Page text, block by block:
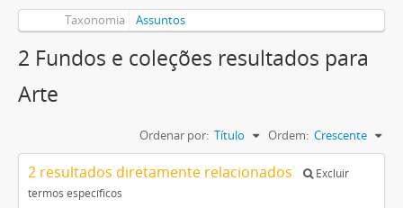
Taxonomia Assuntos
2 Fundos e coleções resultados para
Arte
Ordenar por: Título Ordem: Crescente
2 resultados diretamente relacionados
Excluir
termos específicos